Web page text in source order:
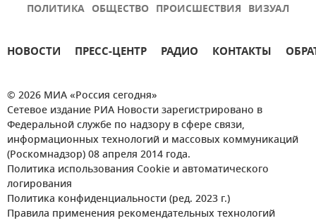
ПОЛИТИКА ОБЩЕСТВО ПРОИСШЕСТВИЯ ВИЗУАЛ
НОВОСТИ ПРЕСС-ЦЕНТР РАДИО КОНТАКТЫ
© 2026 МИА «Россия сегодня»
Сетевое издание РИА Новости зарегистрировано в
Федеральной службе по надзору в сфере связи,
информационных технологий и массовых коммуникаций
(Роскомнадзор) 08 апреля 2014 года.
Политика использования Cookie и автоматического
логирования
Политика конфиденциальности (ред. 2023 г.)
Правила применения рекомендательных технологий